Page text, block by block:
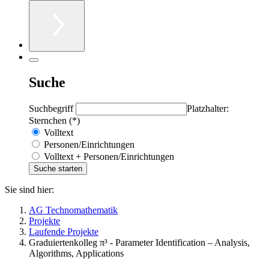
Suche
Suchbegriff
Platzhalter:
Sternchen (*)
Volltext
Personen/Einrichtungen
Volltext + Personen/Einrichtungen
Sie sind hier:
AG Technomathematik
Projekte
Laufende Projekte
Graduiertenkolleg π³ - Parameter Identification – Analysis,
Algorithms, Applications